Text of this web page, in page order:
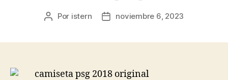
Autor
Por istern
Fechanoviembre 6, 2023